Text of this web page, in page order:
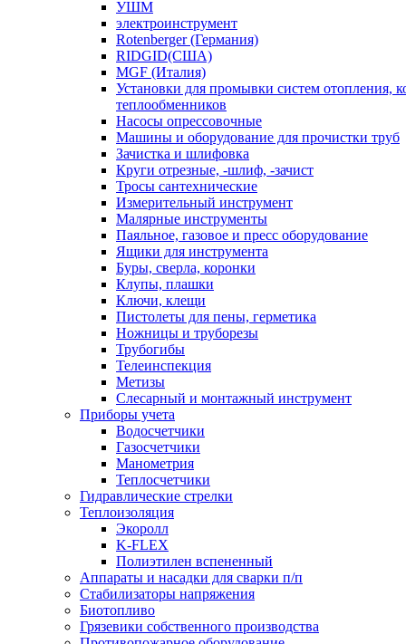
УШМ
электроинструмент
Rotenberger (Германия)
RIDGID(США)
MGF (Италия)
Установки для промывки систем отопления,
теплообменников
Насосы опрессовочные
Машины и оборудование для прочистки труб
Зачистка и шлифовка
Круги отрезные, -шлиф, -зачист
Тросы сантехнические
Измерительный инструмент
Малярные инструменты
Паяльное, газовое и пресс оборудование
Ящики для инструмента
Буры, сверла, коронки
Клупы, плашки
Ключи, клещи
Пистолеты для пены, герметика
Ножницы и труборезы
Трубогибы
Телеинспекция
Метизы
Слесарный и монтажный инструмент
Приборы учета
Водосчетчики
Газосчетчики
Манометрия
Теплосчетчики
Гидравлические стрелки
Теплоизоляция
Экоролл
K-FLEX
Полиэтилен вспененный
Аппараты и насадки для сварки п/п
Стабилизаторы напряжения
Биотопливо
Грязевики собственного производства